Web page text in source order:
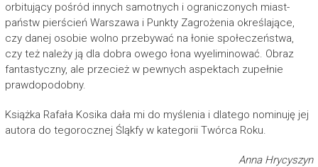
orbitujący pośród innych samotnych i ograniczonych miast-
państw pierścień Warszawa i Punkty Zagrożenia określające,
czy danej osobie wolno przebywać na łonie społeczeństwa,
czy też należy ją dla dobra owego łona wyeliminować. Obraz
fantastyczny, ale przecież w pewnych aspektach zupełnie
prawdopodobny.
Książka Rafała Kosika dała mi do myślenia i dlatego nominuję jej
autora do tegorocznej Śląkfy w kategorii Twórca Roku.
Anna Hrycyszyn